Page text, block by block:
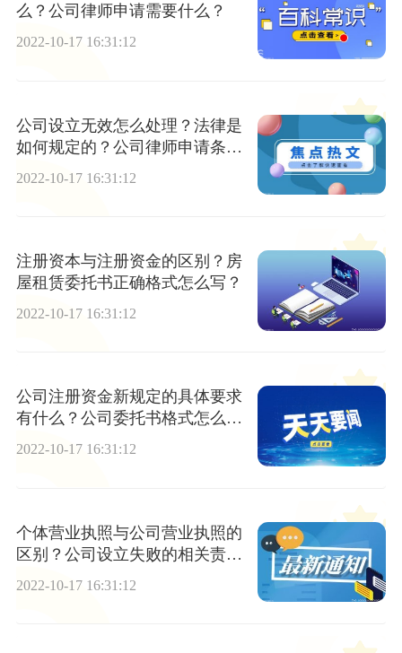
么？公司律师申请需要什么？
2022-10-17 16:31:12
公司设立无效怎么处理？法律是
如何规定的？公司律师申请条件
2022-10-17 16:31:12
注册资本与注册资金的区别？房
屋租赁委托书正确格式怎么写？
2022-10-17 16:31:12
公司注册资金新规定的具体要求
有什么？公司委托书格式怎么
写？
2022-10-17 16:31:12
个体营业执照与公司营业执照的
区别？公司设立失败的相关责任
2022-10-17 16:31:12